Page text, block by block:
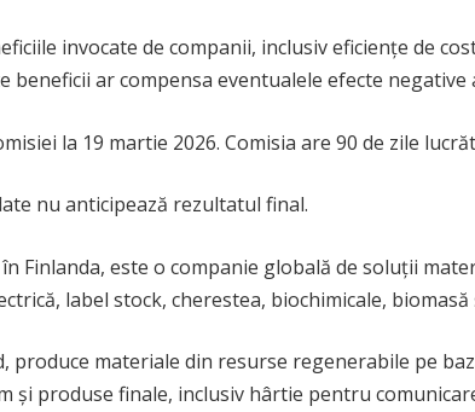
invocate de companii, inclusiv eficiențe de
beneficii ar compensa eventualele efecte negative
la 19 martie 2026. Comisia are 90 de zile
nu anticipează rezultatul final.
Finlanda, este o companie globală de soluții
label stock, cherestea, biochimicale,
produce materiale din resurse regenerabile pe
și produse finale, inclusiv hârtie pentru